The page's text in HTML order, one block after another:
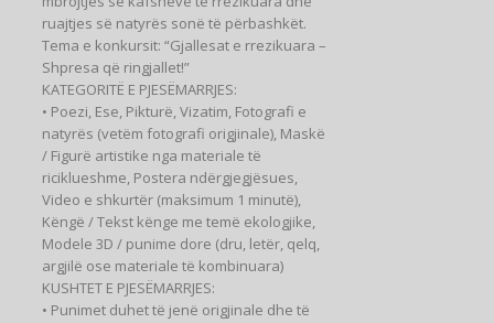
ruajtjes së natyrës sonë të përbashkët.
Tema e konkursit: “Gjallesat e rrezikuara –
Shpresa që ringjallet!”
KATEGORITË E PJESËMARRJES:
• Poezi, Ese, Pikturë, Vizatim, Fotografi e
natyrës (vetëm fotografi origjinale), Maskë
/ Figurë artistike nga materiale të
riciklueshme, Postera ndërgjegjësues,
Video e shkurtër (maksimum 1 minutë),
Këngë / Tekst kënge me temë ekologjike,
Modele 3D / punime dore (dru, letër, qelq,
argjilë ose materiale të kombinuara)
KUSHTET E PJESËMARRJES:
• Punimet duhet të jenë origjinale dhe të